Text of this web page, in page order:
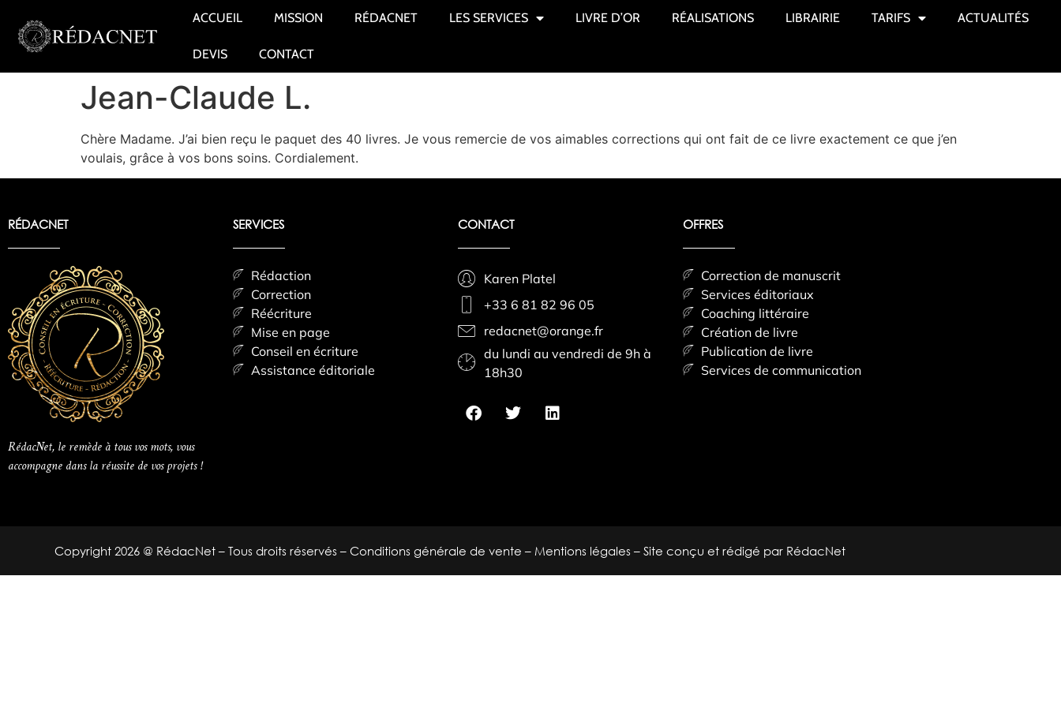
ACCUEIL MISSION RÉDACNET LES SERVICES LIVRE D’OR RÉALISATIONS LIBRAIRIE TARIFS ACTUALITÉS
DEVIS CONTACT
Jean-Claude L.
Chère Madame. J’ai bien reçu le paquet des 40 livres. Je vous remercie de vos aimables corrections qui ont fait de ce livre exactement ce que j’en
voulais, grâce à vos bons soins. Cordialement.
RÉDACNET
RédacNet, le remède à tous vos mots, vous
accompagne dans la réussite de vos projets !
SERVICES
Rédaction
Correction
Réécriture
Mise en page
Conseil en écriture
Assistance éditoriale
CONTACT
Karen Platel
+33 6 81 82 96 05
redacnet@orange.fr
du lundi au vendredi de 9h à
18h30
OFFRES
Correction de manuscrit
Services éditoriaux
Coaching littéraire
Création de livre
Publication de livre
Services de communication
Copyright 2026 @ RédacNet – Tous droits réservés – Conditions générale de vente – Mentions légales – Site conçu et rédigé par RédacNet